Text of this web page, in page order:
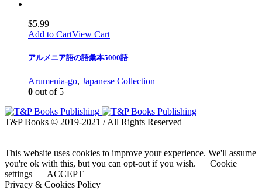
$5.99
Add to CartView Cart
アルメニア語の語彙本5000語
Arumenia-go, Japanese Collection
0 out of 5
T&P Books © 2019-2021 / All Rights Reserved
This website uses cookies to improve your experience. We'll assume
you're ok with this, but you can opt-out if you wish.
Cookie
settings
ACCEPT
Privacy & Cookies Policy